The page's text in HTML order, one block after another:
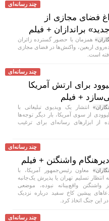
چند رسانه‌ای
فضای مجازی از
براندازان + فیلم
همزمان با حضور گسترده زائران
اربعین، واکنش‌ها در فضای مجازی
است.
چند رسانه‌ای
برای ارتش آمریکا
+ فیلم
انتشار یک ویدیوی تبلیغاتی با
از سوی آمریکا، بار دیگر توجه‌ها
از ابزار‌های رسانه‌ای برای ترغیب
چند رسانه‌ای
واشنگتن + فیلم
معاون رئیس‌جمهور آمریکا، با
انتظار تسلیم تهران یا پذیرش یک‌جانبه
واقع‌بینانه نبوده، موضعی
پیشین کاخ سفید درباره نزدیک
این جنگ اتخاذ کرد.
چند رسانه‌ای